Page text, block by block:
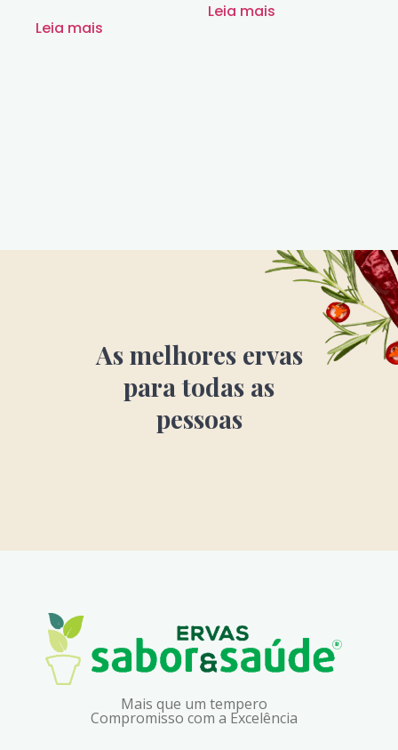
Leia mais
Leia mais
As melhores ervas
para todas as
pessoas
Mais que um tempero
Compromisso com a Excelência